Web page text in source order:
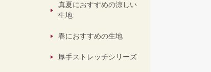
真夏におすすめの涼しい
生地
春におすすめの生地
厚手ストレッチシリーズ